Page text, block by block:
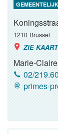
GEMEENTELIJK
1210 Brussel
ZIE KAART
Marie-
02/
primes-